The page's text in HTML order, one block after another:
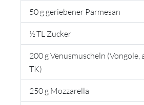
50 g geriebener Parmesan
½ TL Zucker
200 g Venusmuscheln (Vongole,
TK)
250 g Mozzarella